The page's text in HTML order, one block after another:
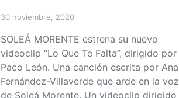
Posted on
30 noviembre, 2020
SOLEÁ MORENTE estrena su nuevo
videoclip “Lo Que Te Falta”, dirigido por
Paco León. Una canción escrita por Ana
Fernández-Villaverde que arde en la voz
de Soleá Morente. Un videoclip dirigido